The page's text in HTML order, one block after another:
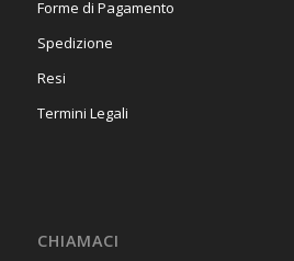
Forme di Pagamento
Spedizione
Resi
Termini Legali
CHIAMACI